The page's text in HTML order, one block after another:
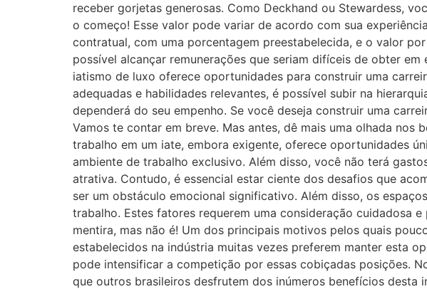
receber gorjetas generosas. Como Deckhand ou Stewardess,
o começo! Esse valor pode variar de acordo com sua
contratual, com uma porcentagem preestabelecida, e o valor
possível alcançar remunerações que seriam difíceis de obter
iatismo de luxo oferece oportunidades para construir uma
adequadas e habilidades relevantes, é possível subir na
dependerá do seu empenho. Se você deseja construir uma
Vamos te contar em breve. Mas antes, dê mais uma olhada
trabalho em um iate, embora exigente, oferece oportunidades
ambiente de trabalho exclusivo. Além disso, você não terá
atrativa. Contudo, é essencial estar ciente dos desafios que
ser um obstáculo emocional significativo. Além disso, os
trabalho. Estes fatores requerem uma consideração cuidadosa
mentira, mas não é! Um dos principais motivos pelos quais
estabelecidos na indústria muitas vezes preferem manter esta
pode intensificar a competição por essas cobiçadas posições.
que outros brasileiros desfrutem dos inúmeros benefícios